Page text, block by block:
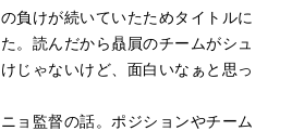
負けが続いていたためタイトルに
。読んだから贔屓のチームがシュ
じゃないけど、面白いなぁと思っ
ョ監督の話。ポジションやチーム